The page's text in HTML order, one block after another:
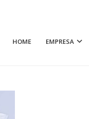
HOME EMPRESA